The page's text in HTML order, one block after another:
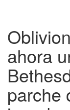
ahora
parche